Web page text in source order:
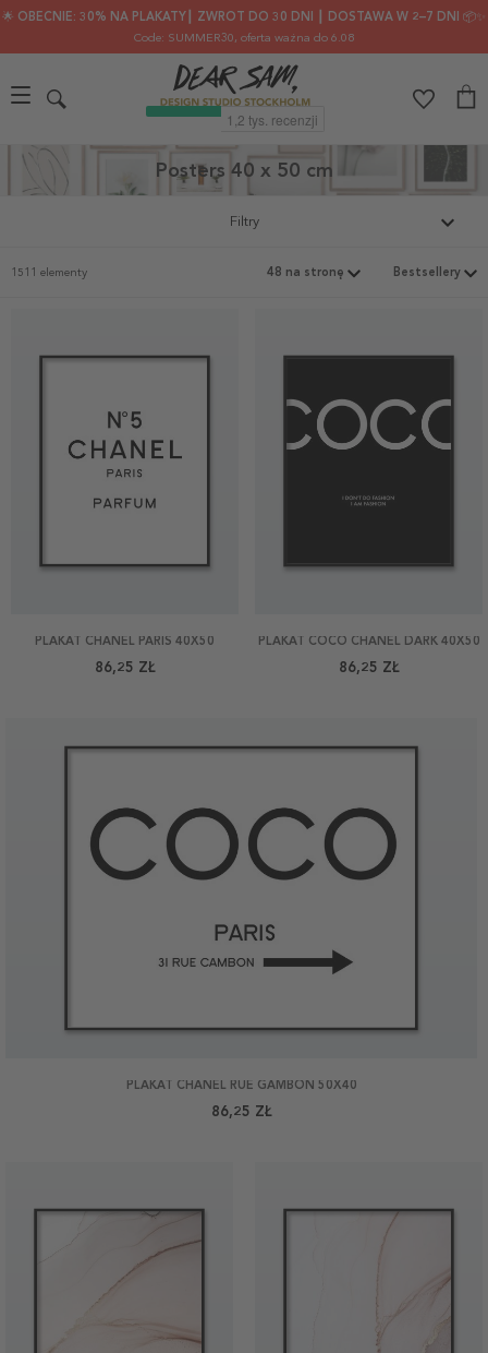
🌟 OBECNIE: 30% NA PLAKATY┃ ZWROT DO 30 DNI ┃ DOSTAWA W 2–7 DNI 📦✨
Code: SUMMER30, oferta ważna do 6.08
Posters 40 x 50 cm
Filtry
1511 elementy
PLAKAT CHANEL PARIS 40X50
86,25 ZŁ
PLAKAT CHANEL RUE GAMBON 50X40
86,25 ZŁ
PLAKAT COCO CHANEL DARK 40X50
86,25 ZŁ